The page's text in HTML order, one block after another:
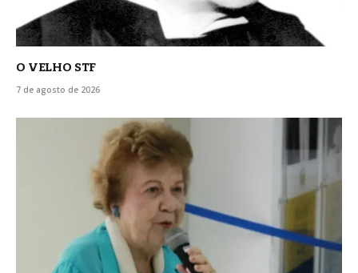
O VELHO STF
7 de agosto de 2026